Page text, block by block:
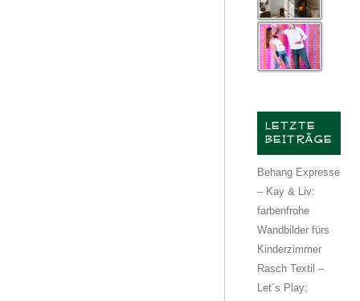
LETZTE
BEITRÄGE
Behang Expresse
– Kay & Liv:
farbenfrohe
Wandbilder fürs
Kinderzimmer
Rasch Textil –
Let´s Play: